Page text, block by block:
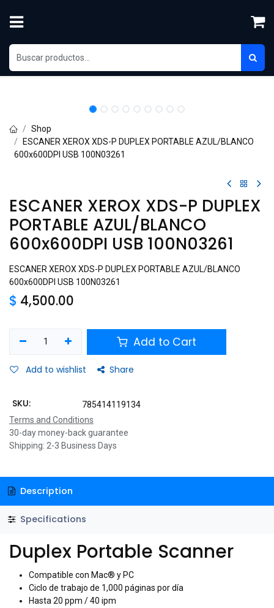
Shop
ESCANER XEROX XDS-P DUPLEX PORTABLE AZUL/BLANCO
600x600DPI USB 100N03261
ESCANER XEROX XDS-P DUPLEX
PORTABLE AZUL/BLANCO
600x600DPI USB 100N03261
ESCANER XEROX XDS-P DUPLEX PORTABLE AZUL/BLANCO
600x600DPI USB 100N03261
$ 4,500.00
Add to Cart
Add to wishlist Share
SKU:
785414119134
Terms and Conditions
30-day money-back guarantee
Shipping: 2-3 Business Days
Description
Specifications
Duplex Portable Scanner
Compatible con Mac® y PC
Ciclo de trabajo de 1,000 páginas por día
Hasta 20 ppm / 40 ipm